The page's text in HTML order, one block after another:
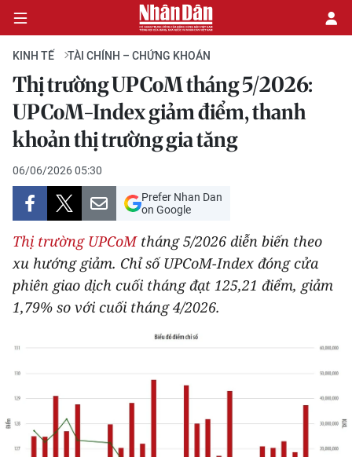
CHÍNH TRỊ
KINH TẾ
VĂN HÓA
XÃ HỘI
PHÁP LUẬT
DU LỊCH
THỂ THAO
Y TẾ
KINH TẾ TÀI CHÍNH – CHỨNG KHOÁN
Thị trường UPCoM tháng 5/2026:
UPCoM-Index giảm điểm, thanh
khoản thị trường gia tăng
06/06/2026 05:30
Prefer Nhan Dan
on Google
Thị trường UPCoMtháng 5/2026 diễn biến theo
xu hướng giảm. Chỉ số UPCoM-Index đóng cửa
phiên giao dịch cuối tháng đạt 125,21 điểm, giảm
1,79% so với cuối tháng 4/2026.